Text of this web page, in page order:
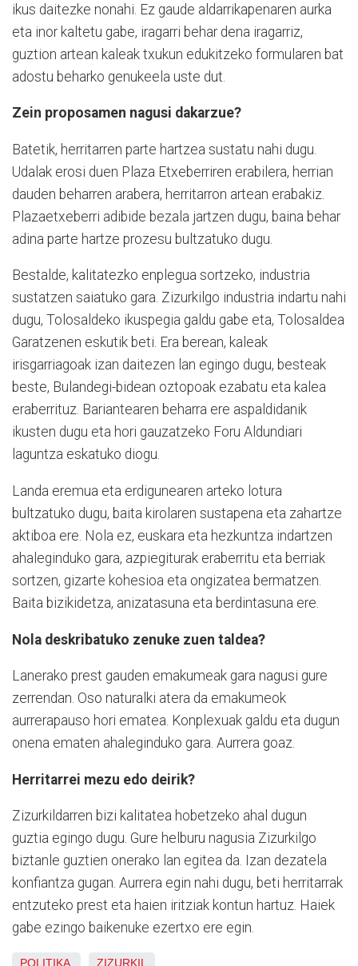
ikus daitezke nonahi. Ez gaude aldarrikapenaren aurka
eta inor kaltetu gabe, iragarri behar dena iragarriz,
guztion artean kaleak txukun edukitzeko formularen bat
adostu beharko genukeela uste dut.
Zein proposamen nagusi dakarzue?
Batetik, herritarren parte hartzea sustatu nahi dugu.
Udalak erosi duen Plaza Etxeberriren erabilera, herrian
dauden beharren arabera, herritarron artean erabakiz.
Plazaetxeberri adibide bezala jartzen dugu, baina behar
adina parte hartze prozesu bultzatuko dugu.
Bestalde, kalitatezko enplegua sortzeko, industria
sustatzen saiatuko gara. Zizurkilgo industria indartu nahi
dugu, Tolosaldeko ikuspegia galdu gabe eta, Tolosaldea
Garatzenen eskutik beti. Era berean, kaleak
irisgarriagoak izan daitezen lan egingo dugu, besteak
beste, Bulandegi-bidean oztopoak ezabatu eta kalea
eraberrituz. Bariantearen beharra ere aspaldidanik
ikusten dugu eta hori gauzatzeko Foru Aldundiari
laguntza eskatuko diogu.
Landa eremua eta erdigunearen arteko lotura
bultzatuko dugu, baita kirolaren sustapena eta zahartze
aktiboa ere. Nola ez, euskara eta hezkuntza indartzen
ahaleginduko gara, azpiegiturak eraberritu eta berriak
sortzen, gizarte kohesioa eta ongizatea bermatzen.
Baita bizikidetza, anizatasuna eta berdintasuna ere.
Nola deskribatuko zenuke zuen taldea?
Lanerako prest gauden emakumeak gara nagusi gure
zerrendan. Oso naturalki atera da emakumeok
aurrerapauso hori ematea. Konplexuak galdu eta dugun
onena ematen ahaleginduko gara. Aurrera goaz.
Herritarrei mezu edo deirik?
Zizurkildarren bizi kalitatea hobetzeko ahal dugun
guztia egingo dugu. Gure helburu nagusia Zizurkilgo
biztanle guztien onerako lan egitea da. Izan dezatela
konfiantza gugan. Aurrera egin nahi dugu, beti herritarrak
entzuteko prest eta haien iritziak kontun hartuz. Haiek
gabe ezingo baikenuke ezertxo ere egin.
POLITIKA ZIZURKIL